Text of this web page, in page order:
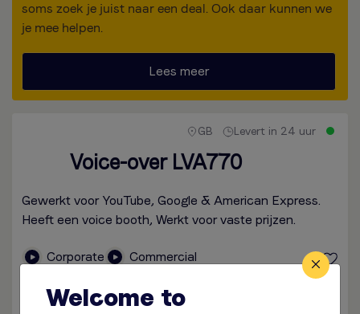
soms zoek je juist naar een deal. Ook daar kunnen we
je mee helpen.
Lees meer
GB Levert in 24 uur
Voice-over LVA770
Gewerkt voor YouTube, Google & American Express.
Heeft een voice booth, Werkt voor vaste prijzen.
Corporate Commercial
Check rates
Welcome to